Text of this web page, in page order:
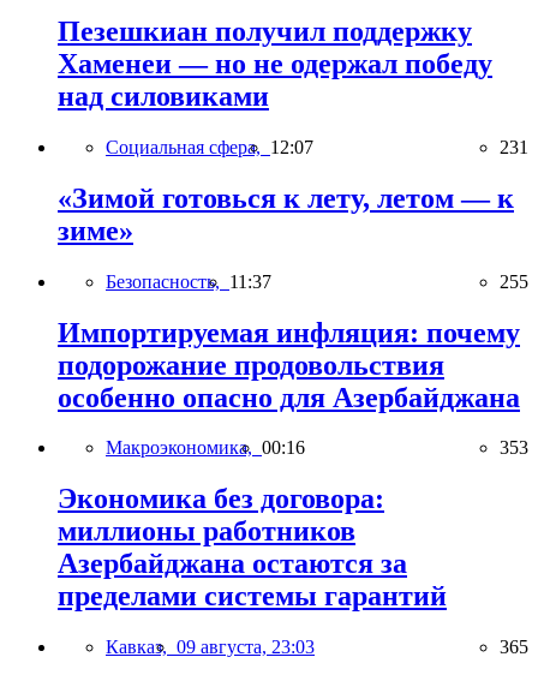
Пезешкиан получил поддержку
Хаменеи — но не одержал победу
над силовиками
Социальная сфера, 12:07 231
«Зимой готовься к лету, летом — к
зиме»
Безопасность, 11:37 255
Импортируемая инфляция: почему
подорожание продовольствия
особенно опасно для Азербайджана
Макроэкономика, 00:16 353
Экономика без договора:
миллионы работников
Азербайджана остаются за
пределами системы гарантий
Кавказ, 09 августа, 23:03 365